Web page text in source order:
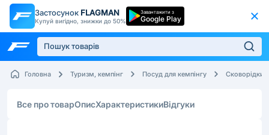
Застосунок FLAGMAN
Купуй вигідно, знижки до 50%
Завантажити з
Google Play
Головна Туризм, кемпінг Посуд для кемпінгу Сковорідки
Все про товарОписХарактеристикиВідгуки